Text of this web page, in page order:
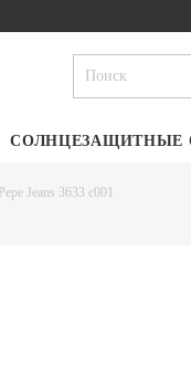
СОЛНЦЕЗАЩИТНЫЕ
Pepe Jeans 3633 c001